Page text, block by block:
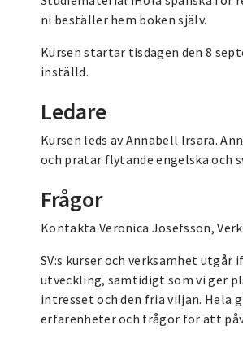
ni beställer hem boken själv.
Kursen startar tisdagen den 8
inställd.
Ledare
Kursen leds av Annabell Irsara.
och pratar flytande engelska och
Frågor
Kontakta Veronica Josefsson,
SV:s kurser och verksamhet
utveckling, samtidigt som vi ger
intresset och den fria viljan. Hela
erfarenheter och frågor för att